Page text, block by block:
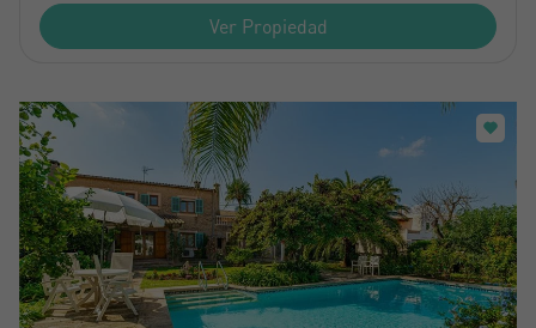
Ver Propiedad